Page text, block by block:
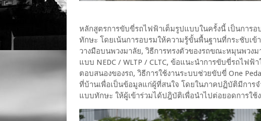
หลักสูตรการขับขี่รถไฟฟ้าเต็มรูปแบบในครั้งนี้ เป็นการ
ทักษะ โดยเน้นการอบรมให้ความรู้ขั้นพื้นฐานที่กระชับเข้า
วางมือบนพวงมาลัย, วิธีการทรงตัวของรถขณะหมุนพวง
แบบ NEDC / WLTP / CLTC, ข้อแนะนำการขับขี่รถไฟฟ้
ตอบสนองของรถ, วิธีการใช้งานระบบช่วยขับขี่ One
ที่บ้านเพื่อเป็นข้อมูลแก่ผู้ที่สนใจ โดยในภาคปฏิบัติมีการ
แบบทักษะ ให้ผู้เข้าร่วมได้ปฎิบัติเพื่อนำไปต่อยอดการใ